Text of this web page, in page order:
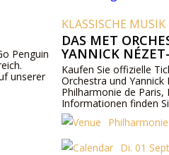
Penguin
unserer
KLASSISCHE
DAS MET
YANNICK
Kaufen Sie offizielle
Orchestra und
Philharmonie de Paris,
Informationen finden
Di. 01